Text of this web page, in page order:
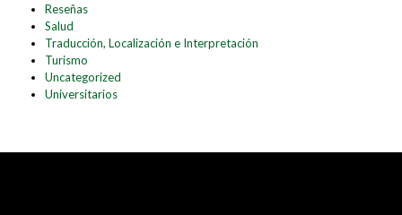
Reseñas
Salud
Traducción, Localización e Interpretación
Turismo
Uncategorized
Universitarios